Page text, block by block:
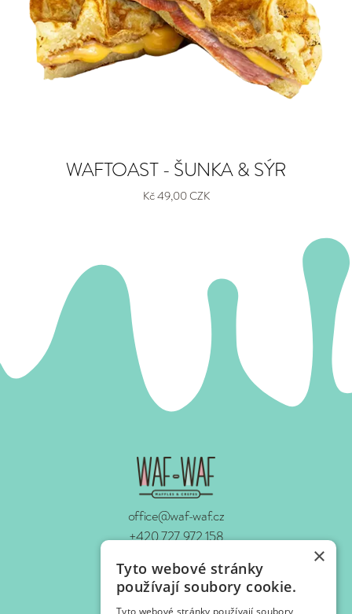
WAFTOAST - ŠUNKA & SÝR
Kč 49,00 CZK
office@waf-waf.cz
+420 727 972 158
Kontakty
×
Tyto webové stránky
používají soubory cookie.
Tyto webové stránky používají soubory